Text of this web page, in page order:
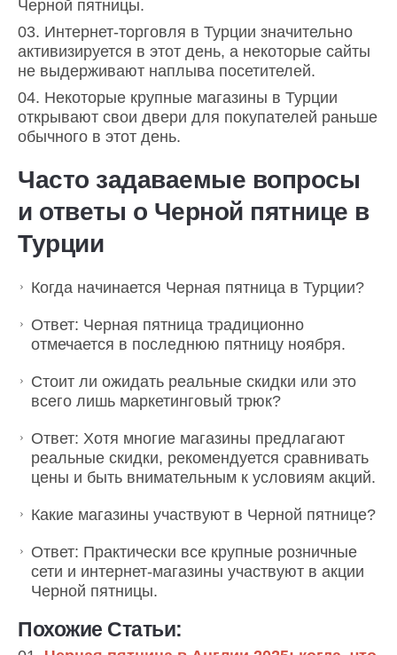
Черной пятницы.
Интернет-торговля в Турции значительно
активизируется в этот день, а некоторые сайты
не выдерживают наплыва посетителей.
Некоторые крупные магазины в Турции
открывают свои двери для покупателей раньше
обычного в этот день.
Часто задаваемые вопросы
и ответы о Черной пятнице в
Турции
Когда начинается Черная пятница в Турции?
Ответ: Черная пятница традиционно
отмечается в последнюю пятницу ноября.
Стоит ли ожидать реальные скидки или это
всего лишь маркетинговый трюк?
Ответ: Хотя многие магазины предлагают
реальные скидки, рекомендуется сравнивать
цены и быть внимательным к условиям акций.
Какие магазины участвуют в Черной пятнице?
Ответ: Практически все крупные розничные
сети и интернет-магазины участвуют в акции
Черной пятницы.
Похожие Статьи: